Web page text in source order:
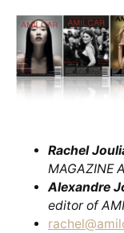
Rachel
MAGAZINE
Alexandre
editor of